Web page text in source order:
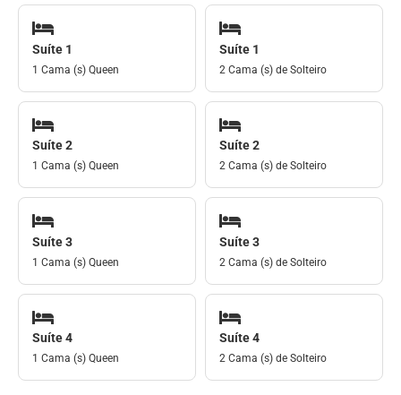
Suíte 1
1 Cama (s) Queen
Suíte 1
2 Cama (s) de Solteiro
Suíte 2
1 Cama (s) Queen
Suíte 2
2 Cama (s) de Solteiro
Suíte 3
1 Cama (s) Queen
Suíte 3
2 Cama (s) de Solteiro
Suíte 4
1 Cama (s) Queen
Suíte 4
2 Cama (s) de Solteiro